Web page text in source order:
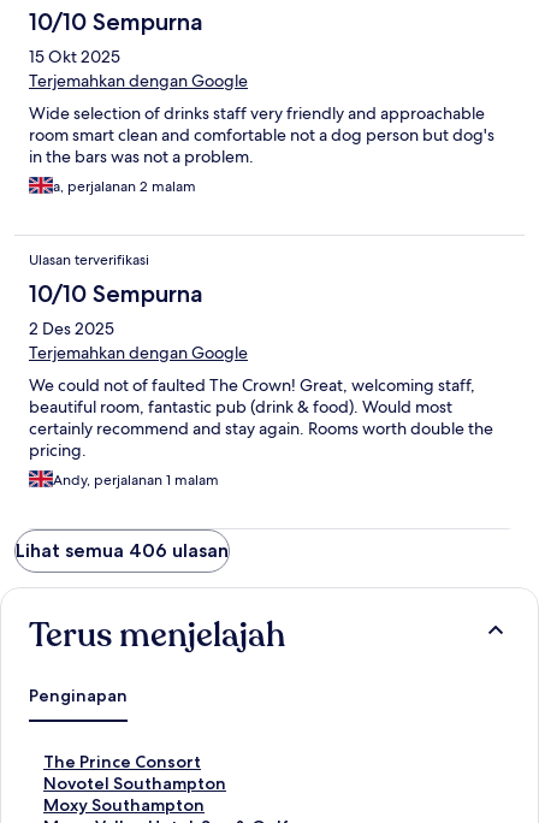
10/10 Sempurna
15 Okt 2025
Terjemahkan dengan Google
Wide selection of drinks staff very friendly and approachable
room smart clean and comfortable not a dog person but dog's
in the bars was not a problem.
a, perjalanan 2 malam
Ulasan terverifikasi
10/10 Sempurna
2 Des 2025
Terjemahkan dengan Google
We could not of faulted The Crown! Great, welcoming staff,
beautiful room, fantastic pub (drink & food). Would most
certainly recommend and stay again. Rooms worth double the
pricing.
Andy, perjalanan 1 malam
Lihat semua 406 ulasan
Terus menjelajah
Penginapan
The Prince Consort
T
a
u
Novotel Southampton
T
a
Moxy Southampton
T